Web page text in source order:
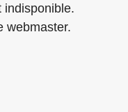
indisponible.
webmaster.